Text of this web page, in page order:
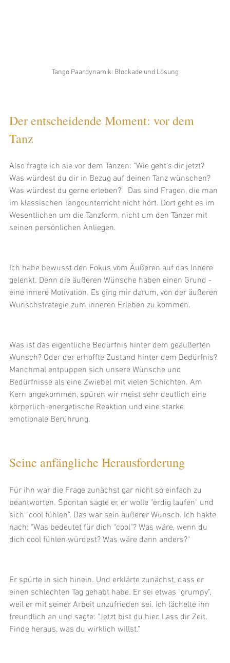
Tango Paardynamik: Blockade und Lösung
Der entscheidende Moment: vor dem
Tanz
Also fragte ich sie vor dem Tanzen: "Wie geht's dir jetzt?
Was würdest du dir in Bezug auf deinen Tanz wünschen?
Was würdest du gerne erleben?"  Das sind Fragen, die man
im klassischen Tangounterricht nicht hört. Dort geht es im
Wesentlichen um die Tanzform, nicht um den Tänzer mit
seinen persönlichen Anliegen.
Ich habe bewusst den Fokus vom Äußeren auf das Innere
gelenkt. Denn die äußeren Wünsche haben einen Grund -
eine innere Motivation. Es ging mir darum, von der äußeren
Wunschstrategie zum inneren Erleben zu kommen.
Was ist das eigentliche Bedürfnis hinter dem geäußerten
Wunsch? Oder der erhoffte Zustand hinter dem Bedürfnis?
Manchmal entpuppen sich unsere Wünsche und
Bedürfnisse als eine Zwiebel mit vielen Schichten. Am
Kern angekommen, spüren wir meist sehr deutlich eine
körperlich-energetische Reaktion und eine starke
emotionale Berührung.
Seine anfängliche Herausforderung
Für ihn war die Frage zunächst gar nicht so einfach zu
beantworten. Spontan sagte er, er wolle "erdig laufen" und
sich "cool fühlen". Das war sein äußerer Wunsch. Ich hakte
nach: "Was bedeutet für dich "cool"? Was wäre, wenn du
dich cool fühlen würdest? Was wäre dann anders?"
Er spürte in sich hinein. Und erklärte zunächst, dass er
einen schlechten Tag gehabt habe. Er sei etwas "grumpy",
weil er mit seiner Arbeit unzufrieden sei. Ich lächelte ihn
freundlich an und sagte: "Jetzt bist du hier. Lass dir Zeit.
Finde heraus, was du wirklich willst."